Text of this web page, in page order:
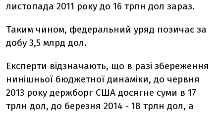
листопада 2011 року до 16 трлн дол зараз.
Таким чином, федеральний уряд позичає за
добу 3,5 млрд дол.
Експерти відзначають, що в разі збереження
нинішньої бюджетної динаміки, до червня
2013 року держборг США досягне суми в 17
трлн дол, до березня 2014 - 18 трлн дол, а